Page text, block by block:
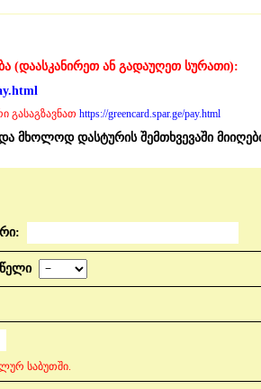
(დაასკანირეთ ან გადაუღეთ სურათი):
https://greencard.spar.ge/pay.html
მხოლოდ დასტურის შემთხვევაში
საბუთში.